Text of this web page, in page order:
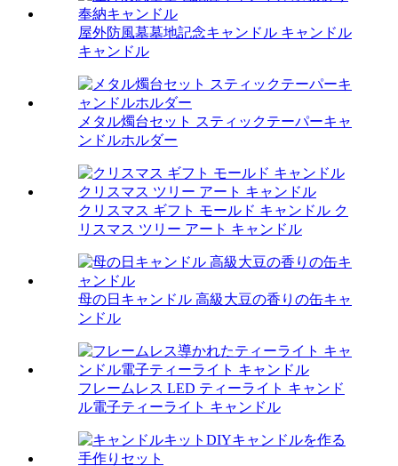
屋外防風墓墓地記念キャンドル キャンドル
キャンドル
メタル燭台セット スティックテーパーキャ
ンドルホルダー
クリスマス ギフト モールド キャンドル ク
リスマス ツリー アート キャンドル
母の日キャンドル 高級大豆の香りの缶キャ
ンドル
フレームレス LED ティーライト キャンド
ル電子ティーライト キャンドル